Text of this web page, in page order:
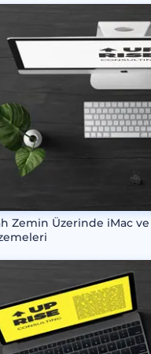
Zemin Üzerinde iMac ve